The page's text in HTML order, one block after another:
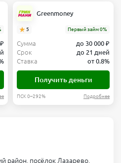
Greenmoney
5 Первый займ 0%
Сумма
до 30 000 ₽
Срок
до 21 дней
Ставка
от 0.8%
Получить деньги
ПСК 0–292% Подробнее
район, посёлок Лазарево,